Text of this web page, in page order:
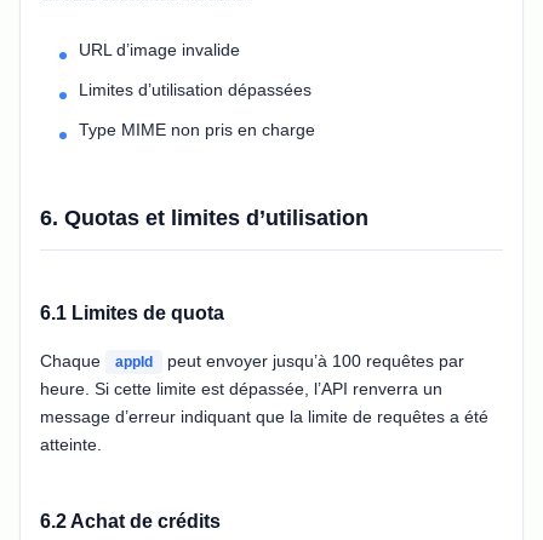
URL d’image invalide
Limites d’utilisation dépassées
Type MIME non pris en charge
6. Quotas et limites d’utilisation
6.1 Limites de quota
Chaque appId
peut envoyer jusqu’à 100 requêtes par
heure. Si cette limite est dépassée, l’API renverra un
message d’erreur indiquant que la limite de requêtes a été
atteinte.
6.2 Achat de crédits